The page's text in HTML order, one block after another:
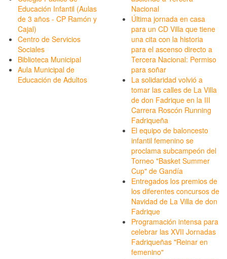
Educación Infantil (Aulas
de 3 años - CP Ramón y
Cajal)
Centro de Servicios
Sociales
Biblioteca Municipal
Aula Municipal de
Educación de Adultos
Nacional
Última jornada en casa
para un CD Villa que tiene
una cita con la historia
para el ascenso directo a
Tercera Nacional: Permiso
para soñar
La solidaridad volvió a
tomar las calles de La Villa
de don Fadrique en la III
Carrera Roscón Running
Fadriqueña
El equipo de baloncesto
infantil femenino se
proclama subcampeón del
Torneo "Basket Summer
Cup" de Gandía
Entregados los premios de
los diferentes concursos de
Navidad de La Villa de don
Fadrique
Programación intensa para
celebrar las XVII Jornadas
Fadriqueñas "Reinar en
femenino"